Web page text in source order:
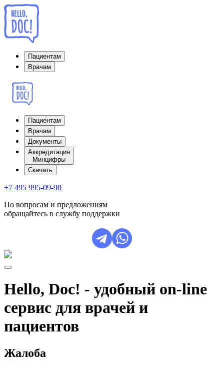
Пациентам
Врачам
Пациентам
Врачам
Документы
Аккредитация
Минцифры
Cкачать
+7 495 995-09-90
По вопросам и предложениям
обращайтесь в службу поддержки
Hello, Doc! - удобный on-line
сервис для врачей и
пациентов
Жалоба